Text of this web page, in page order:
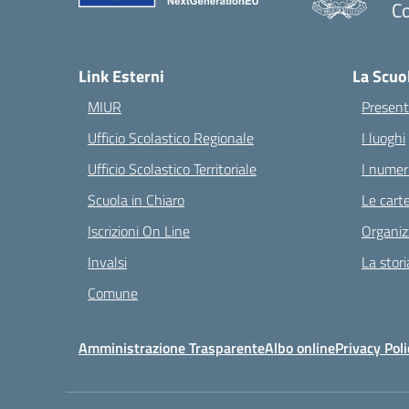
Link Esterni
MIUR
Ufficio Scolastico Regionale
Ufficio Scolastico Territoriale
Scuola in Chiaro
Iscrizioni On Line
Invalsi
Comune
La
I luoghi
I
Le
La
Amministrazione TrasparenteAlbo onlinePrivacy